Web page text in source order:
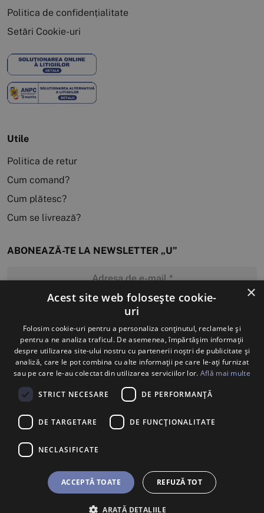
BILETE U SHOP
Politica de confidențialitate
Setări Cookie-uri
Utile
Politica de retur
Cum comand?
Cum plătesc?
Cum se livrează?
ABONEAZĂ-TE LA NEWSLETTER „U”
MĂ ABONEZ
×
Acest site web folosește cookie-
uri
Folosim cookie-uri pentru a personaliza conținutul, reclamele și
pentru a ne analiza traficul. De asemenea, împărtășim informații
despre utilizarea site-ului nostru cu partenerii noștri de publicitate și
analiză, care le pot combina cu alte informații pe care le-ați furnizat
sau pe care le-au colectat din utilizarea serviciilor lor. Află mai multe
STRICT NECESARE DE PERFORMANȚĂ
DE TARGETARE DE FUNCŢIONALITATE
NECLASIFICATE
ACCEPTĂ TOATE REFUZĂ TOT
ARATĂ DETALIILE